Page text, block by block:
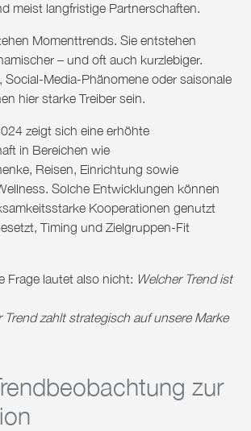
meist langfristige Partnerschaften.
Momenttrends. Sie entstehen
– und oft auch kurzlebiger.
Social-Media-Phänomene oder saisonale
hier starke Treiber sein.
zeigt sich eine erhöhte
in Bereichen wie
Reisen, Einrichtung sowie
Solche Entwicklungen können
Kooperationen genutzt
Timing und Zielgruppen-Fit
Frage lautet also nicht: Welcher Trend ist
Trend zahlt strategisch auf unsere Marke
zur